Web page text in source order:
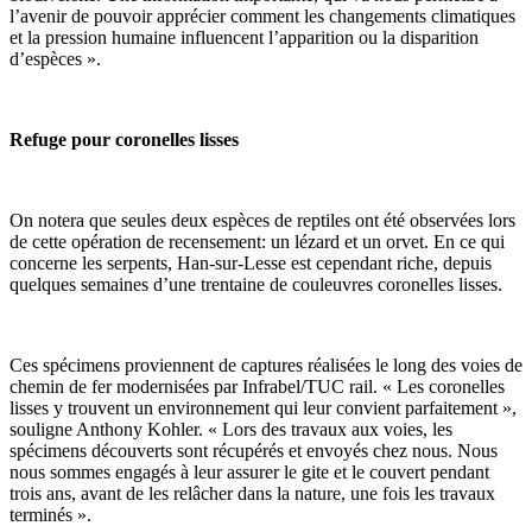
l’avenir de pouvoir apprécier comment les changements climatiques
et la pression humaine influencent l’apparition ou la disparition
d’espèces ».
Refuge pour coronelles lisses
On notera que seules deux espèces de reptiles ont été observées lors
de cette opération de recensement: un lézard et un orvet. En ce qui
concerne les serpents, Han-sur-Lesse est cependant riche, depuis
quelques semaines d’une trentaine de couleuvres coronelles lisses.
Ces spécimens proviennent de captures réalisées le long des voies de
chemin de fer modernisées par Infrabel/TUC rail. « Les coronelles
lisses y trouvent un environnement qui leur convient parfaitement »,
souligne Anthony Kohler. « Lors des travaux aux voies, les
spécimens découverts sont récupérés et envoyés chez nous. Nous
nous sommes engagés à leur assurer le gite et le couvert pendant
trois ans, avant de les relâcher dans la nature, une fois les travaux
terminés ».